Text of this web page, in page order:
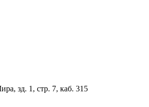
зд. 1, стр. 7, каб. 315